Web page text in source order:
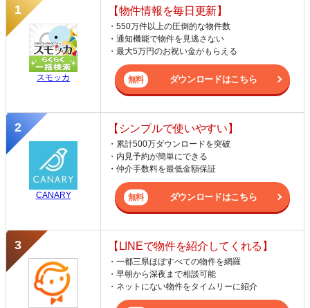
スモッカ
【物件情報を毎日更新】
・550万件以上の圧倒的な物件数
・通知機能で物件を見逃さない
・最大5万円のお祝い金がもらえる
ダウンロードはこちら
CANARY
【シンプルで使いやすい】
・累計500万ダウンロードを突破
・内見予約が簡単にできる
・仲介手数料を最低金額保証
ダウンロードはこちら
【LINEで物件を紹介してくれる】
・一都三県ほぼすべての物件を網羅
・早朝から深夜まで相談可能
・ネットにない物件をタイムリーに紹介